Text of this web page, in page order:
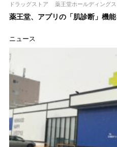
ドラッグストア
薬王堂ホールディングス
薬王堂、アプリの「肌診断」機
ニュース